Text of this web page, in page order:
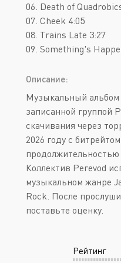
06. Death of
07. Cheek 4:05
08. Trains Late 3:27
09. Something's
Описание:
Музыкальный альбом
записанной группой
скачивания через
2026 году с
продолжительностью
Коллектив Perevod
музыкальном жанре
Rock. После
поставьте оценку.
Рейтинг